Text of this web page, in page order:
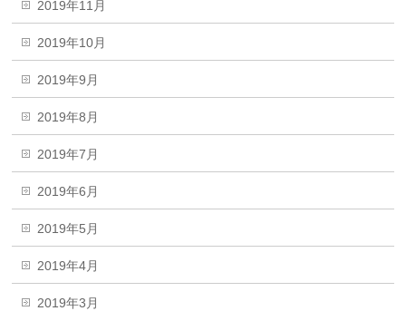
2019年11月
2019年10月
2019年9月
2019年8月
2019年7月
2019年6月
2019年5月
2019年4月
2019年3月